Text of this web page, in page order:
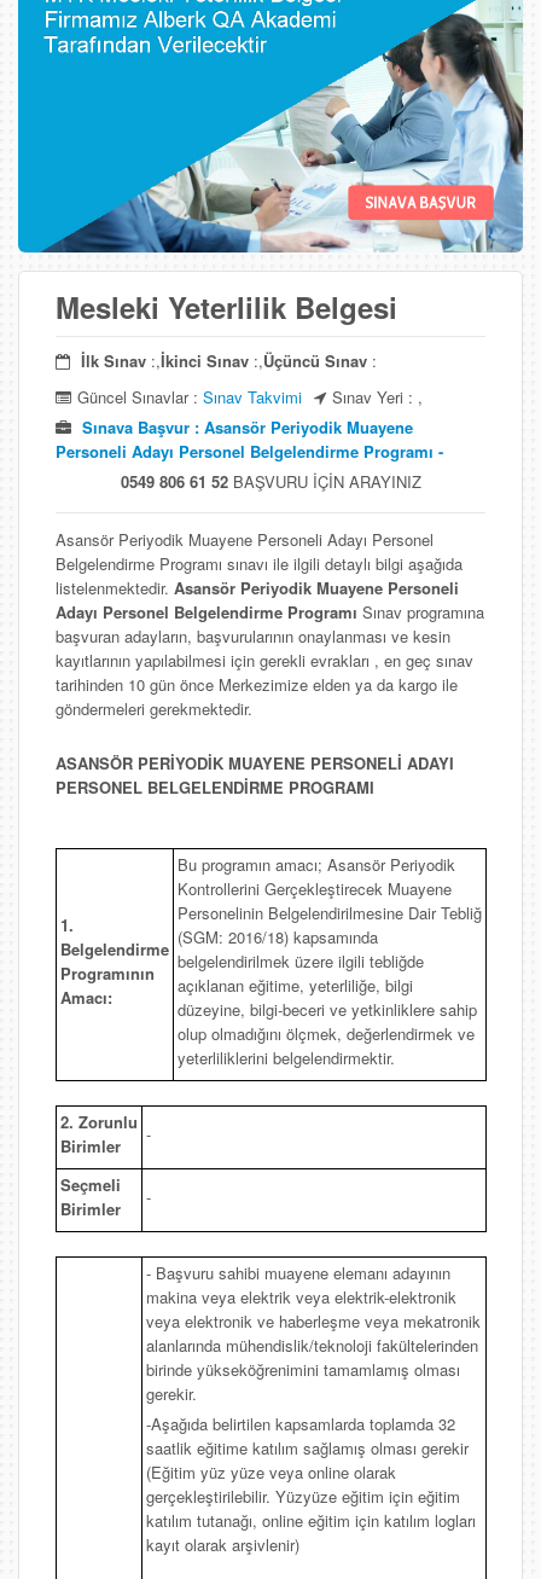
Mesleki Yeterlilik Belgesi
İlk Sınav :,İkinci Sınav :,Üçüncü Sınav :
Güncel Sınavlar :Sınav Takvimi
Sınav Yeri : ,
Sınava Başvur : Asansör Periyodik Muayene
Personeli Adayı Personel Belgelendirme Programı -
0549 806 61 52BAŞVURU İÇİN ARAYINIZ
Asansör Periyodik Muayene Personeli Adayı Personel
Belgelendirme Programı sınavı ile ilgili detaylı bilgi aşağıda
listelenmektedir. Asansör Periyodik Muayene Personeli
Adayı Personel Belgelendirme Programı Sınav programına
başvuran adayların, başvurularının onaylanması ve kesin
kayıtlarının yapılabilmesi için gerekli evrakları , en geç sınav
tarihinden 10 gün önce Merkezimize elden ya da kargo ile
göndermeleri gerekmektedir.
ASANSÖR PERİYODİK MUAYENE PERSONELİ ADAYI
PERSONEL BELGELENDİRME PROGRAMI
1.
Belgelendirme
Programının
Amacı:
Bu programın amacı; Asansör Periyodik
Kontrollerini Gerçekleştirecek Muayene
Personelinin Belgelendirilmesine Dair Tebliğ
(SGM: 2016/18) kapsamında
belgelendirilmek üzere ilgili tebliğde
açıklanan eğitime, yeterliliğe, bilgi
düzeyine, bilgi-beceri ve yetkinliklere sahip
olup olmadığını ölçmek, değerlendirmek ve
yeterliliklerini belgelendirmektir.
2. Zorunlu
Birimler
-
Seçmeli
Birimler
-
- Başvuru sahibi muayene elemanı adayının
makina veya elektrik veya elektrik-elektronik
veya elektronik ve haberleşme veya mekatronik
alanlarında mühendislik/teknoloji fakültelerinden
birinde yükseköğrenimini tamamlamış olması
gerekir.
-Aşağıda belirtilen kapsamlarda toplamda 32
saatlik eğitime katılım sağlamış olması gerekir
(Eğitim yüz yüze veya online olarak
gerçekleştirilebilir. Yüzyüze eğitim için eğitim
katılım tutanağı, online eğitim için katılım logları
kayıt olarak arşivlenir)